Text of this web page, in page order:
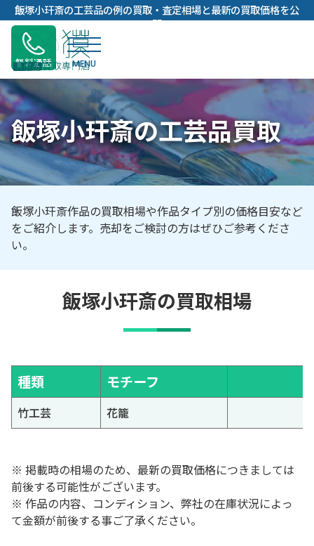
内
容
キ
プ
飯塚小玕斎の工芸品の例の買取・査定相場と最新の買取価格を公
開
無料通話
飯塚小玕斎の工芸品買取
飯塚小玕斎作品の買取相場や作品タイプ別の価格目安など
をご紹介します。売却をご検討の方はぜひご参考くださ
い。
飯塚小玕斎の買取相場
種類 モチーフ
竹工芸 花籠
※ 掲載時の相場のため、最新の買取価格につきましては
前後する可能性がございます。
※ 作品の内容、コンディション、弊社の在庫状況によっ
て金額が前後する事ご了承ください。